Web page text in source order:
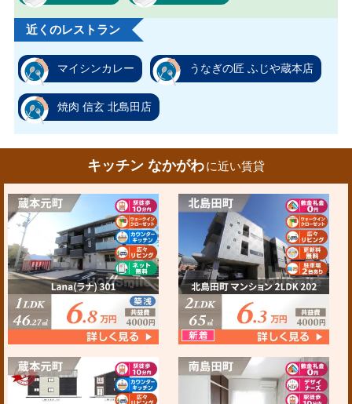
近くのレストラン
マイシンカレー うなぎの匠 ふじや蔵本店
焼肉 信玄 北島田店
キッチン なかがわに近い賃貸